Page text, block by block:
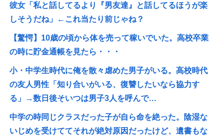
彼女「私と話してるより『男友達』と話してるほうが楽
しそうだね」←これ当たり前じゃね？
【驚愕】10歳の頃から体を売って稼いでいた。高校卒業
の時に貯金通帳を見たら・・・
小・中学生時代に俺を散々虐めた男子がいる。高校時代
の友人男性「知り合いがいる、復讐したいなら協力す
る」→数日後そいつは男子3人を呼んで…
中学の時同じクラスだった子が自ら命を絶った。陰湿な
いじめを受けててそれが絶対原因だったけど、遺書もな